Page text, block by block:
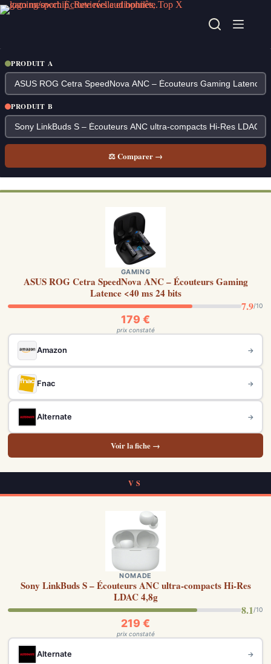
Passer
au
PRODUIT A
PRODUIT B
⚖ Comparer →
GAMING
ASUS ROG Cetra SpeedNova ANC – Écouteurs Gaming
Latence <40 ms 24 bits
7.9/10
179 €
prix constaté
Amazon →
Fnac →
Alternate →
Voir la fiche →
VS
NOMADE
Sony LinkBuds S – Écouteurs ANC ultra-compacts Hi-Res
LDAC 4,8g
8.1/10
219 €
prix constaté
Alternate →